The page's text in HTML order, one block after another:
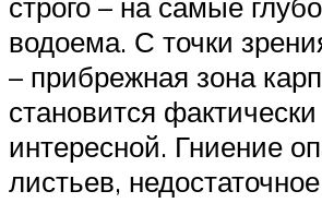
водоема. С точки
– прибрежная зона
становится
интересной. Гниение
листьев,